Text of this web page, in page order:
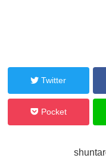
Twitter
Pocket